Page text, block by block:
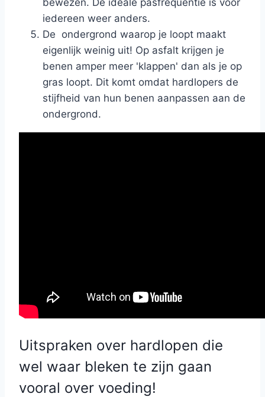
iedereen weer anders.
De ondergrond waarop je loopt maakt
eigenlijk weinig uit! Op asfalt krijgen je
benen amper meer 'klappen' dan als je op
gras loopt. Dit komt omdat hardlopers de
stijfheid van hun benen aanpassen aan de
ondergrond.
Uitspraken over hardlopen die
wel waar bleken te zijn gaan
vooral over voeding!